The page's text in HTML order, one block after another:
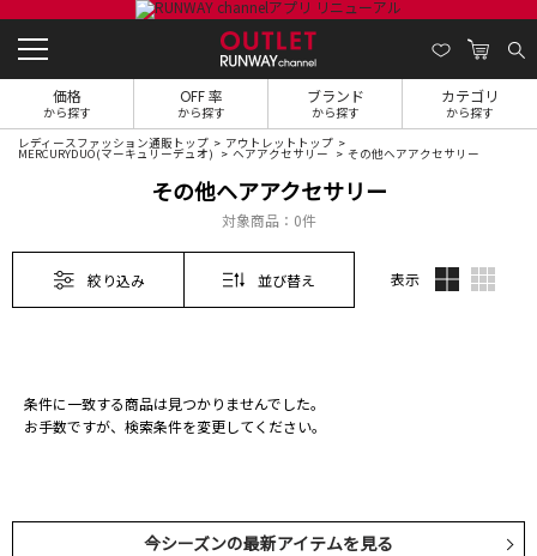
価格
から探す
OFF 率
から探す
ブランド
から探す
カテゴリ
から探す
レディースファッション通販トップ アウトレットトップ
MERCURYDUO(マーキュリーデュオ) ヘアアクセサリー その他ヘアアクセサリー
その他ヘアアクセサリー
対象商品： 0件
絞り込み 並び替え 表示
条件に一致する商品は見つかりませんでした。
お手数ですが、検索条件を変更してください。
今シーズンの最新アイテムを見る